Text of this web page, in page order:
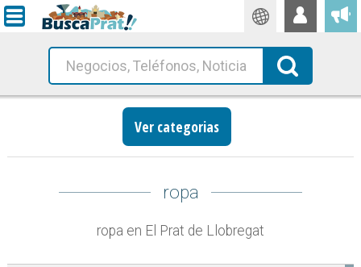
Traductor
Busca!
Ver categorias
ropa
ropa en El Prat de Llobregat